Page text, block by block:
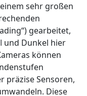
sehr großen
gearbeitet,
und Dunkel hier
können
präzise Sensoren,
Diese